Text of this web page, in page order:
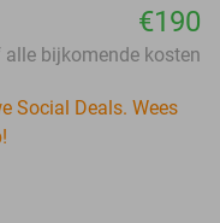
€190
alle bijkomende kosten
Social Deals. Wees